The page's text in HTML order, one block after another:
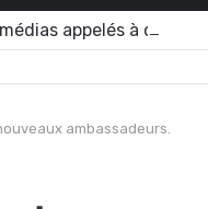
appelés à
ambassadeurs.